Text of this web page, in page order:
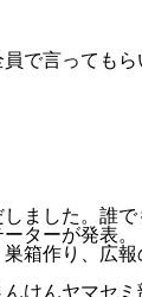
で言ってもら
ました。誰
ターが発表。
箱作り、広報
けんヤマセ